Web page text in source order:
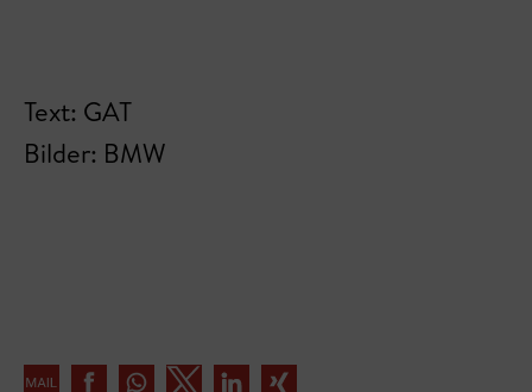
Text: GAT
Bilder: BMW